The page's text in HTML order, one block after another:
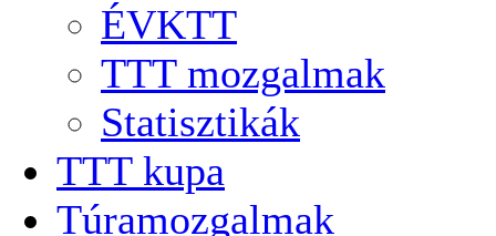
ÉVKTT
TTT mozgalmak
Statisztikák
TTT kupa
Túramozgalmak